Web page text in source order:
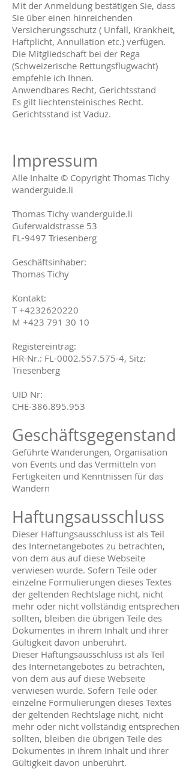
Mit der Anmeldung bestätigen Sie, dass
Sie über einen hinreichenden
Versicherungsschutz ( Unfall, Krankheit,
Haftplicht, Annullation etc.) verfügen.
Die Mitgliedschaft bei der Rega
(Schweizerische Rettungsflugwacht)
empfehle ich Ihnen.
Anwendbares Recht, Gerichtsstand
Es gilt liechtensteinisches Recht.
Gerichtsstand ist Vaduz.
Impressum
Alle Inhalte © Copyright Thomas Tichy
wanderguide.li
Thomas Tichy wanderguide.li
Guferwaldstrasse 53
FL-9497 Triesenberg
Geschäftsinhaber:
Thomas Tichy
Kontakt:
T +4232620220
M +423 791 30 10
Registereintrag:
HR-Nr.: FL-0002.557.575-4, Sitz:
Triesenberg
UID Nr:
CHE-386.895.953
Geschäftsgegenstand
Geführte Wanderungen, Organisation
von Events und das Vermitteln von
Fertigkeiten und Kenntnissen für das
Wandern
Haftungsausschluss
Dieser Haftungsausschluss ist als Teil
des Internetangebotes zu betrachten,
von dem aus auf diese Webseite
verwiesen wurde. Sofern Teile oder
einzelne Formulierungen dieses Textes
der geltenden Rechtslage nicht, nicht
mehr oder nicht vollständig entsprechen
sollten, bleiben die übrigen Teile des
Dokumentes in ihrem Inhalt und ihrer
Gültigkeit davon unberührt.
Dieser Haftungsausschluss ist als Teil
des Internetangebotes zu betrachten,
von dem aus auf diese Webseite
verwiesen wurde. Sofern Teile oder
einzelne Formulierungen dieses Textes
der geltenden Rechtslage nicht, nicht
mehr oder nicht vollständig entsprechen
sollten, bleiben die übrigen Teile des
Dokumentes in ihrem Inhalt und ihrer
Gültigkeit davon unberührt.